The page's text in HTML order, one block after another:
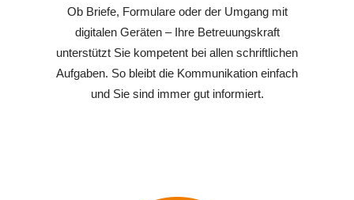
Ob Briefe, Formulare oder der Umgang mit
digitalen Geräten – Ihre Betreuungskraft
unterstützt Sie kompetent bei allen schriftlichen
Aufgaben. So bleibt die Kommunikation einfach
und Sie sind immer gut informiert.